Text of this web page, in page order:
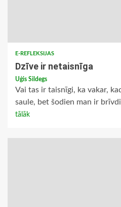
E-REFLEKSIJAS
Dzīve ir netaisnīga
Uģis Sildegs
Vai tas ir taisnīgi, ka vakar,
saule, bet šodien man ir
tālāk